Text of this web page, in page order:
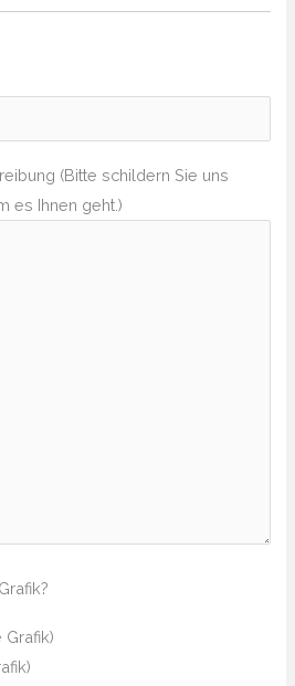
(Bitte schildern Sie uns
es Ihnen geht.)